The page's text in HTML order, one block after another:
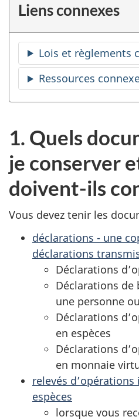
Liens connexes
Lois et règlements
Ressources
1. Quels
je conserver
doivent-ils
Vous devez tenir les
déclarations - une
déclarations
Déclarations
Déclarations de
une personne
Déclarations
en espèces
Déclarations
en monnaie
relevés
espèces
lorsque vous